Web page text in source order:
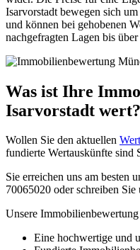
Isarvorstadt bewegen sich
und können bei gehobenen
nachgefragten Lagen bis
Was ist Ihre
Isarvorstadt wert?
Wollen Sie den aktuellen
fundierte Wertauskünfte sind
Sie erreichen uns am besten
70065020 oder schreiben Sie
Unsere
Eine hochwertige und